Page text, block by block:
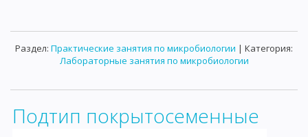
Раздел: Практические занятия по микробиологии | Категория:
Лабораторные занятия по микробиологии
Подтип покрытосеменные